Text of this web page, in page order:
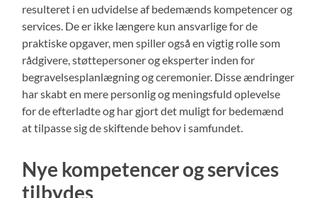
resulteret i en udvidelse af bedemænds kompetencer og
services. De er ikke længere kun ansvarlige for de
praktiske opgaver, men spiller også en vigtig rolle som
rådgivere, støttepersoner og eksperter inden for
begravelsesplanlægning og ceremonier. Disse ændringer
har skabt en mere personlig og meningsfuld oplevelse
for de efterladte og har gjort det muligt for bedemænd
at tilpasse sig de skiftende behov i samfundet.
Nye kompetencer og services
tilbydes